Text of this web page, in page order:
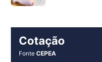
Cotação
FonteCEPEA